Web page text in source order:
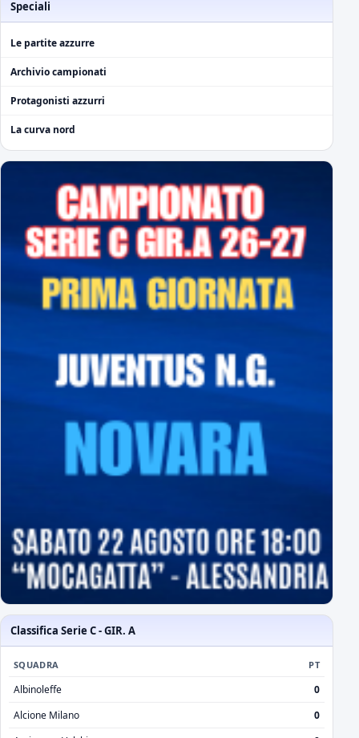
Speciali
Le partite azzurre
Archivio campionati
Protagonisti azzurri
La curva nord
Classifica Serie C - GIR. A
SQUADRA PT
Albinoleffe
0
Alcione Milano
0